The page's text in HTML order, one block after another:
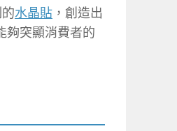
水晶貼 ，創造出
夠突顯消費者的